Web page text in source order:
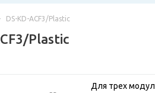
DS-KD-ACF3/Plastic
Plastic
Для трех